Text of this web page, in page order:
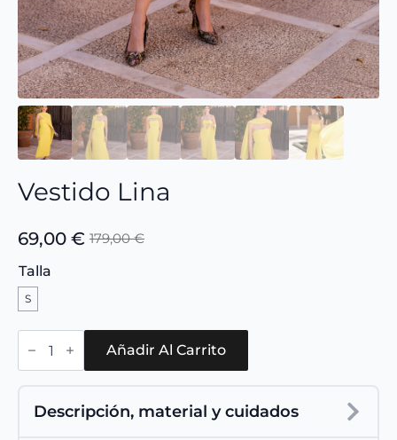
Vestido Lina
179,00€
El
precio
original
era:
179,00 €.
69,00 €
El
precio
actual
es:
69,00 €.
Talla
S
Vestido
Lina
Añadir Al Carrito
Descripción, material y cuidados